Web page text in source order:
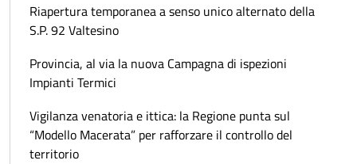
Riapertura temporanea a senso unico alternato della
S.P. 92 Valtesino
Provincia, al via la nuova Campagna di ispezioni
Impianti Termici
Vigilanza venatoria e ittica: la Regione punta sul
“Modello Macerata” per rafforzare il controllo del
territorio